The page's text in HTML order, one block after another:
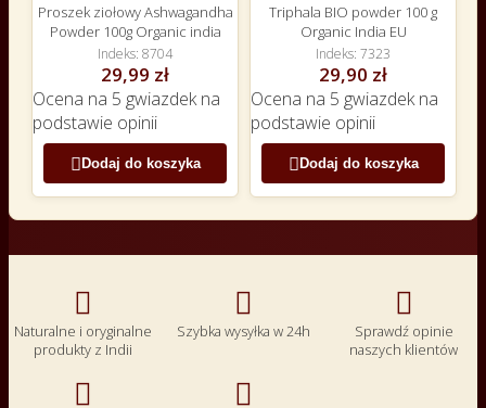
Proszek ziołowy Ashwagandha
Powder 100g Organic india
Indeks 8704
29,99 zł
Ocena na 5 gwiazdek na
podstawie opinii
Dodaj do koszyka
Triphala BIO powder 100 g
Organic India EU
Indeks 7323
29,90 zł
Ocena na 5 gwiazdek na
podstawie opinii
Dodaj do koszyka

Naturalne i oryginalne
produkty z Indii

Szybka wysyłka w 24h

Sprawdź opinie
naszych klientów
 